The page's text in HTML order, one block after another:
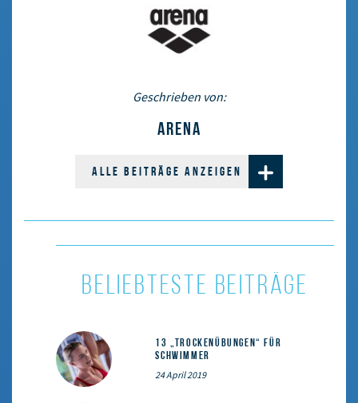
Geschrieben von:
ARENA
ALLE BEITRÄGE ANZEIGEN
BELIEBTESTE BEITRÄGE
13 „Trockenübungen“ für
Schwimmer
24 April 2019